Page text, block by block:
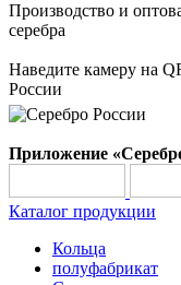
Производство и
серебра
Наведите камеру на
России
Приложение
Каталог продукции
Кольца
полуфабрикат